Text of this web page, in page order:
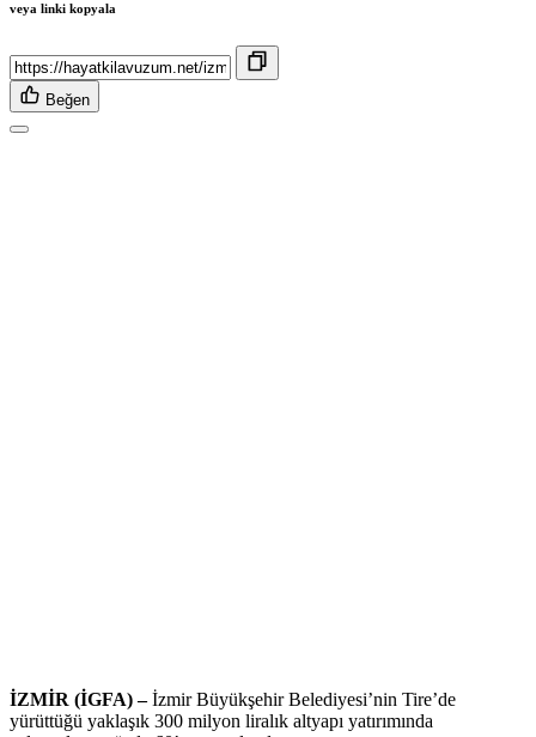
veya linki kopyala
Beğen
İZMİR (İGFA) –İzmir Büyükşehir Belediyesi’nin Tire’de
yürüttüğü yaklaşık 300 milyon liralık altyapı yatırımında